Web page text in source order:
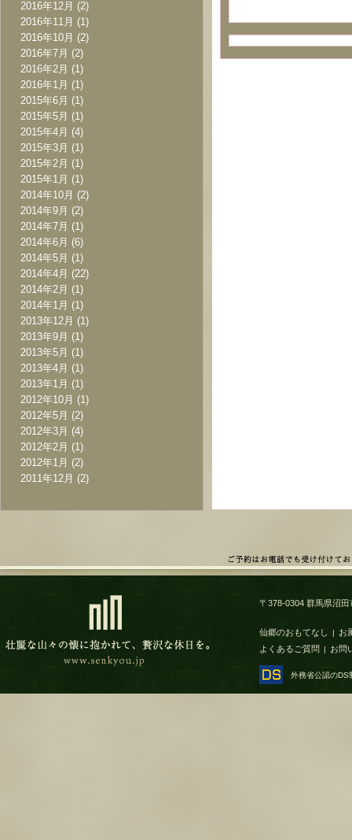
2016年12月 (2)
2016年11月 (1)
2016年10月 (2)
2016年7月 (2)
2016年2月 (1)
2016年1月 (1)
2015年6月 (1)
2015年5月 (1)
2015年4月 (4)
2015年3月 (1)
2015年2月 (1)
2015年1月 (1)
2014年10月 (2)
2014年9月 (2)
2014年7月 (1)
2014年6月 (6)
2014年5月 (1)
2014年4月 (22)
2014年2月 (1)
2014年1月 (1)
2013年12月 (1)
2013年9月 (1)
2013年5月 (1)
2013年4月 (1)
2013年1月 (1)
2012年10月 (1)
2012年5月 (2)
2012年3月 (4)
2012年2月 (1)
2012年1月 (2)
2011年12月 (2)
〒378-0304 群馬県沼
仙郷のおもてなし |
お
よくあるご質問 | お問
外務省公認のDS